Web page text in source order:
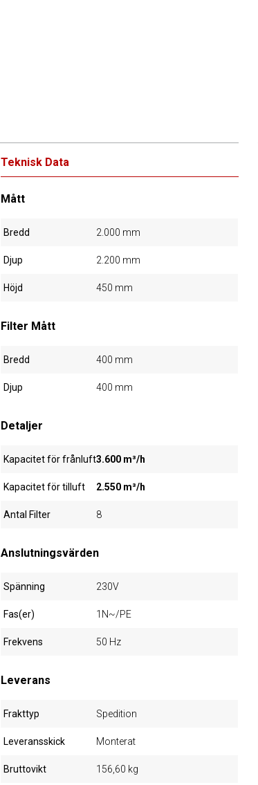
Teknisk Data
Mått
Bredd 2.000 mm
Djup 2.200 mm
Höjd 450 mm
Filter Mått
Bredd 400 mm
Djup 400 mm
Detaljer
Kapacitet för frånluft3.600 m³/h
Kapacitet för tilluft 2.550 m³/h
Antal Filter 8
Anslutningsvärden
Spänning 230V
Fas(er) 1N~/PE
Frekvens 50 Hz
Leverans
Frakttyp Spedition
Leveransskick Monterat
Bruttovikt 156,60 kg